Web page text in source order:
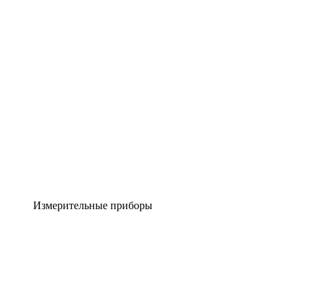
Измерительные приборы